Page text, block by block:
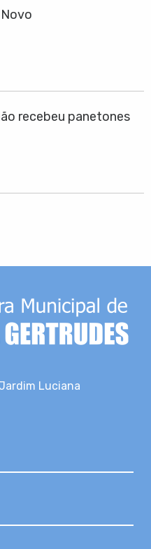
recebeu panetones
Luciana